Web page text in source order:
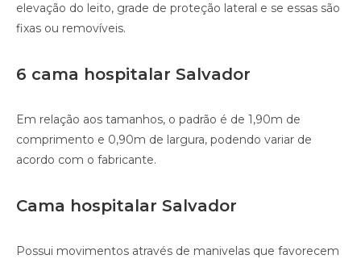
elevação do leito, grade de proteção lateral e se essas são
fixas ou removíveis.
6 cama hospitalar Salvador
Em relação aos tamanhos, o padrão é de 1,90m de
comprimento e 0,90m de largura, podendo variar de
acordo com o fabricante.
Cama hospitalar Salvador
Possui movimentos através de manivelas que favorecem